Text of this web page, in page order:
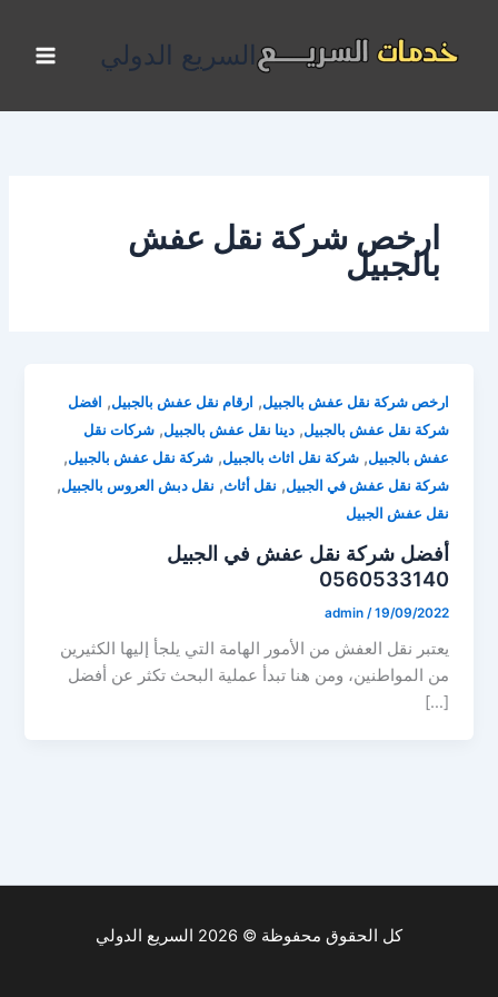
المحتوى
السريع الدولي
ارخص شركة نقل عفش
بالجبيل
ارخص شركة نقل عفش بالجبيل, ارقام نقل عفش بالجبيل, افضل
شركة نقل عفش بالجبيل,دينا نقل عفش بالجبيل,شركات نقل
عفش بالجبيل,شركة نقل اثاث بالجبيل,شركة نقل عفش بالجبيل,
شركة نقل عفش في الجبيل, نقل أثاث, نقل دبش العروس بالجبيل,
نقل عفش الجبيل
أفضل شركة نقل عفش في الجبيل
0560533140
admin /19/09/2022
يعتبر نقل العفش من الأمور الهامة التي يلجأ إليها الكثيرين
من المواطنين، ومن هنا تبدأ عملية البحث تكثر عن أفضل
[…]
كل الحقوق محفوظة © 2026 السريع الدولي